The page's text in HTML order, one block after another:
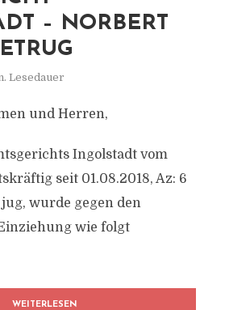
– NORBERT
Lesedauer
und Herren,
Ingolstadt vom
seit 01.08.2018, Az: 6
jug, wurde gegen den
wie folgt
WEITERLESEN